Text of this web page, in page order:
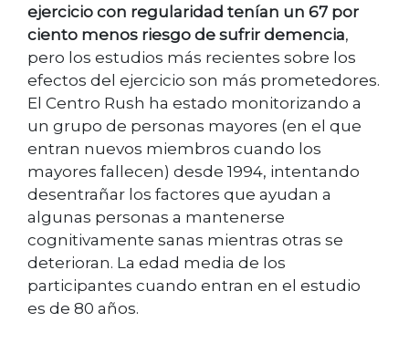
ejercicio con regularidad tenían un 67 por
ciento menos riesgo de sufrir demencia,
pero los estudios más recientes sobre los
efectos del ejercicio son más prometedores.
El Centro Rush ha estado monitorizando a
un grupo de personas mayores (en el que
entran nuevos miembros cuando los
mayores fallecen) desde 1994, intentando
desentrañar los factores que ayudan a
algunas personas a mantenerse
cognitivamente sanas mientras otras se
deterioran. La edad media de los
participantes cuando entran en el estudio
es de 80 años.